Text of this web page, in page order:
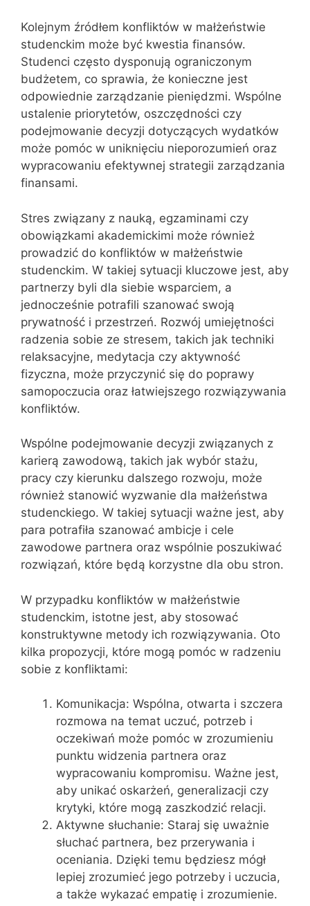
Kolejnym źródłem konfliktów w małżeństwie
studenckim może być kwestia finansów.
Studenci często dysponują ograniczonym
budżetem, co sprawia, że konieczne jest
odpowiednie zarządzanie pieniędzmi. Wspólne
ustalenie priorytetów, oszczędności czy
podejmowanie decyzji dotyczących wydatków
może pomóc w uniknięciu nieporozumień oraz
wypracowaniu efektywnej strategii zarządzania
finansami.
Stres związany z nauką, egzaminami czy
obowiązkami akademickimi może również
prowadzić do konfliktów w małżeństwie
studenckim. W takiej sytuacji kluczowe jest, aby
partnerzy byli dla siebie wsparciem, a
jednocześnie potrafili szanować swoją
prywatność i przestrzeń. Rozwój umiejętności
radzenia sobie ze stresem, takich jak techniki
relaksacyjne, medytacja czy aktywność
fizyczna, może przyczynić się do poprawy
samopoczucia oraz łatwiejszego rozwiązywania
konfliktów.
Wspólne podejmowanie decyzji związanych z
karierą zawodową, takich jak wybór stażu,
pracy czy kierunku dalszego rozwoju, może
również stanowić wyzwanie dla małżeństwa
studenckiego. W takiej sytuacji ważne jest, aby
para potrafiła szanować ambicje i cele
zawodowe partnera oraz wspólnie poszukiwać
rozwiązań, które będą korzystne dla obu stron.
W przypadku konfliktów w małżeństwie
studenckim, istotne jest, aby stosować
konstruktywne metody ich rozwiązywania. Oto
kilka propozycji, które mogą pomóc w radzeniu
sobie z konfliktami:
Komunikacja: Wspólna, otwarta i szczera
rozmowa na temat uczuć, potrzeb i
oczekiwań może pomóc w zrozumieniu
punktu widzenia partnera oraz
wypracowaniu kompromisu. Ważne jest,
aby unikać oskarżeń, generalizacji czy
krytyki, które mogą zaszkodzić relacji.
Aktywne słuchanie: Staraj się uważnie
słuchać partnera, bez przerywania i
oceniania. Dzięki temu będziesz mógł
lepiej zrozumieć jego potrzeby i uczucia,
a także wykazać empatię i zrozumienie.